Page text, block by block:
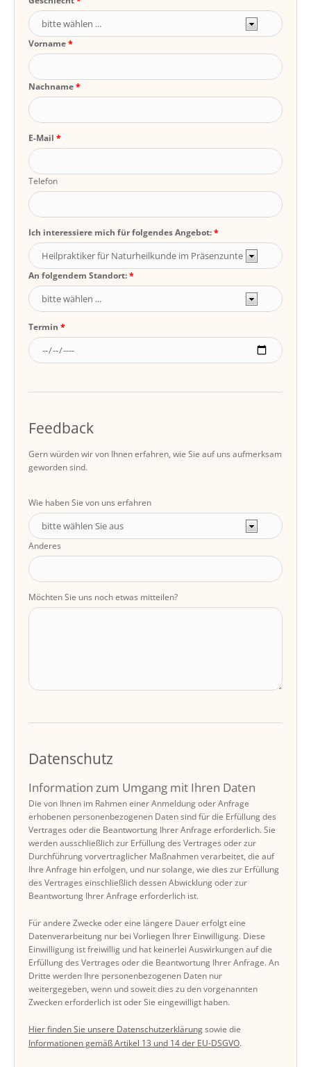
Vorname
Nachname
E-Mail
Telefon
Ich interessiere mich für folgendes Angebot:
An folgendem Standort:
Termin
Feedback
Gern würden wir von Ihnen erfahren, wie Sie auf uns aufmerksam
geworden sind.
Wie haben Sie von uns erfahren
Anderes
Möchten Sie uns noch etwas mitteilen?
Datenschutz
Information zum Umgang mit Ihren Daten
Die von Ihnen im Rahmen einer Anmeldung oder Anfrage
erhobenen personenbezogenen Daten sind für die Erfüllung des
Vertrages oder die Beantwortung Ihrer Anfrage erforderlich. Sie
werden ausschließlich zur Erfüllung des Vertrages oder zur
Durchführung vorvertraglicher Maßnahmen verarbeitet, die auf
Ihre Anfrage hin erfolgen, und nur solange, wie dies zur Erfüllung
des Vertrages einschließlich dessen Abwicklung oder zur
Beantwortung Ihrer Anfrage erforderlich ist.
Für andere Zwecke oder eine längere Dauer erfolgt eine
Datenverarbeitung nur bei Vorliegen Ihrer Einwilligung. Diese
Einwilligung ist freiwillig und hat keinerlei Auswirkungen auf die
Erfüllung des Vertrages oder die Beantwortung Ihrer Anfrage. An
Dritte werden Ihre personenbezogenen Daten nur
weitergegeben, wenn und soweit dies zu den vorgenannten
Zwecken erforderlich ist oder Sie eingewilligt haben.
Hier finden Sie unsere Datenschutzerklärungsowie die
Informationen gemäß Artikel 13 und 14 der EU-DSGVO.